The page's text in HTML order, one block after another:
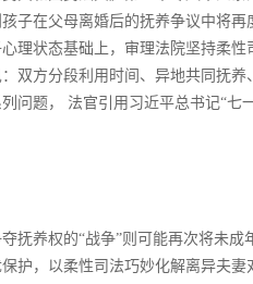
子在父母离婚后的抚养争议中将
理状态基础上，审理法院坚持柔
双方分段利用时间、异地共同抚
问题， 法官引用习近平总书记“七
抚养权的“战争”则可能再次将未成
护，以柔性司法巧妙化解离异夫妻